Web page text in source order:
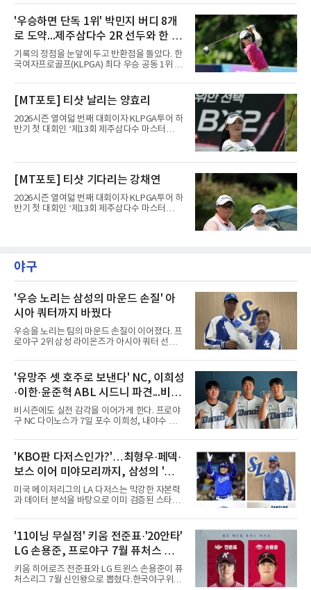
회 대회에서 데뷔 첫 승을 거뒀다.
귀포의 테디밸리 골프앤리조트(파72)에서 열린
2026시즌 한국여자프로골프(KLPGA) 투어 제주
삼다수 마스터스(총상금 10억 원) 2라운드에서
보기 없이 버디만 7개를 잡아 7언더파 65타를 쳤
다. 중간합계 1언더파 143타를 기록한 그는 전날
공동 115위에서 무려 77계단 뛰어오른 공동 38
위로 컷을 통과했다. 이번 대회 컷 기준은 1오버
오버파 78타로 공동 115위에 머물러 컷 탈락이
'우승하면 단독 1위' 박민지 버디 8개
로 도약...제주삼다수 2R 선두와 한 타
차
기록의 정점을 눈앞에 두고 반환점을 돌았다. 한
국여자프로골프(KLPGA) 최다 우승 공동 1위 박
서 선두권으로 올라섰다.통산 20승의 박민지는
7일 제주 서귀포시 테디밸리 골프앤리조트(파
72)에서 열린 2라운드에서 버디 8개와 보기 1개
를 묶어 7언더파 65타를 쳤다. 1라운드에서 71
타로 공동 30위에 머물렀던 그는 8언더파 136타
박민지는 이번 대회에서 우승하면 KLPGA 통산
[MT포토] 티샷 날리는 양효리
2026시즌 열여덟 번째 대회이자 KLPGA투어 하
반기 첫 대회인 ‘제13회 제주삼다수 마스터
트(파72/6,767야드)에서 열리고 있다.7일 현재
홀에서 경기하고 있다.
[MT포토] 티샷 기다리는 강채연
2026시즌 열여덟 번째 대회이자 KLPGA투어 하
반기 첫 대회인 ‘제13회 제주삼다수 마스터
홀에서 경기하고 있다.
야구
'우승 노리는 삼성의 마운드 손질' 아
시아 쿼터까지 바꿨다
우승을 노리는 팀의 마운드 손질이 이어졌다. 프
로야구 2위 삼성 라이온즈가 아시아 쿼터 선수
투수 미야지 유라(일본)를 한국야구위원회
(KBO)에 웨이버 공시 요청하고, 일본 출신 투수
미야모리 사토시를 올 시즌 남은 기간 이적료 포
함 총 7만3천달러에 영입했다고 발표했다.미야
모리의 경력은 이렇다. 우완인 그는 2022년 일본
프로야구 라쿠텐 골든이글스에 입단해 2025년
까지 1군에서 69경기 2승 3패 10홀드 1세이브
5승 5패 평균자책점 4.36을 남겼다. 그는 치열하
게 우승 경쟁을 하는 팀에서 뛰게
'유망주 셋 호주로 보낸다' NC, 이희성
·이한·윤준혁 ABL 시드니 파견...비시
즌 실전 경험
비시즌에도 실전 감각을 이어가게 한다. 프로야
구 NC 다이노스가 7일 포수 이희성, 내야수 이
시드니 블루삭스에 파견한다고 밝혔다.세 선수
는 11월 12일 호주로 출국해 ABL 정규리그 일정
을 소화한 뒤 내년 2월 귀국한다. NC는 비시즌
기간 유망주들에게 실전 경기 경험을 주기 위해
파견 프로그램을 진행하게 됐다고 전했다.이는
처음이 아니다. NC는 2022년 질롱 코리아,
2023년 브리즈번 밴디츠, 2024년 퍼스 히트 등
'KBO판 다저스인가?'…최형우·페덱·
보스 이어 미야모리까지, 삼성의 '스펙
만렙' 승부수
미국 메이저리그의 LA 다저스는 막강한 자본력
과 데이터 분석을 바탕으로 이미 검증된 스타들
비롯해 메이저리그 정상급 선수들을 품으며 매
시즌 우승 후보로 평가받는 다저스의 행보는 늘
야구계의 관심을 끌었다. 가능성에 투자하기보
다, 이미 무대에서 증명한 선수들을 통해 당장의
경쟁력을 끌어올린다는 점이다.최근 한국 프로
야구에서도 비슷한 방향성을 보여주는 팀이 있
다. 바로 삼성 라이온즈다. 삼성은 오프시즌 최형
'11이닝 무실점' 키움 전준표·'20안타'
LG 손용준, 프로야구 7월 퓨처스 루키
상
키움 히어로즈 전준표와 LG 트윈스 손용준이 퓨
처스리그 7월 신인왕으로 뽑혔다.한국야구위원